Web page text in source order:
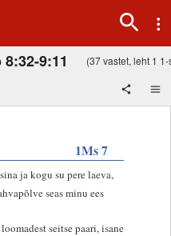
9:11 (37 vastet, leht 1 1-
1Ms 7
ja kogu su pere laeva,
seas minu ees
seitse paari, isane